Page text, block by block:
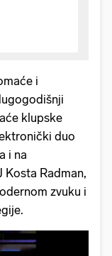
i
klupske
duo
i na
Kosta Radman,
zvuku i